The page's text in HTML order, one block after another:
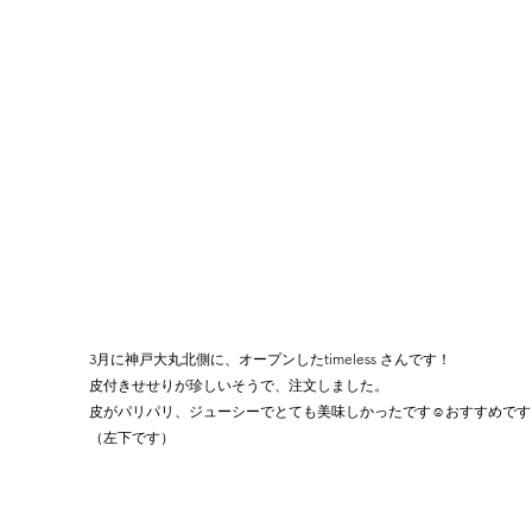
3月に神戸大丸北側に、オープンしたtimeless さんです！
皮付きせせりが珍しいそうで、注文しました。
皮がパリパリ、ジューシーでとても美味しかったです☺️おすすめで
（左下です）